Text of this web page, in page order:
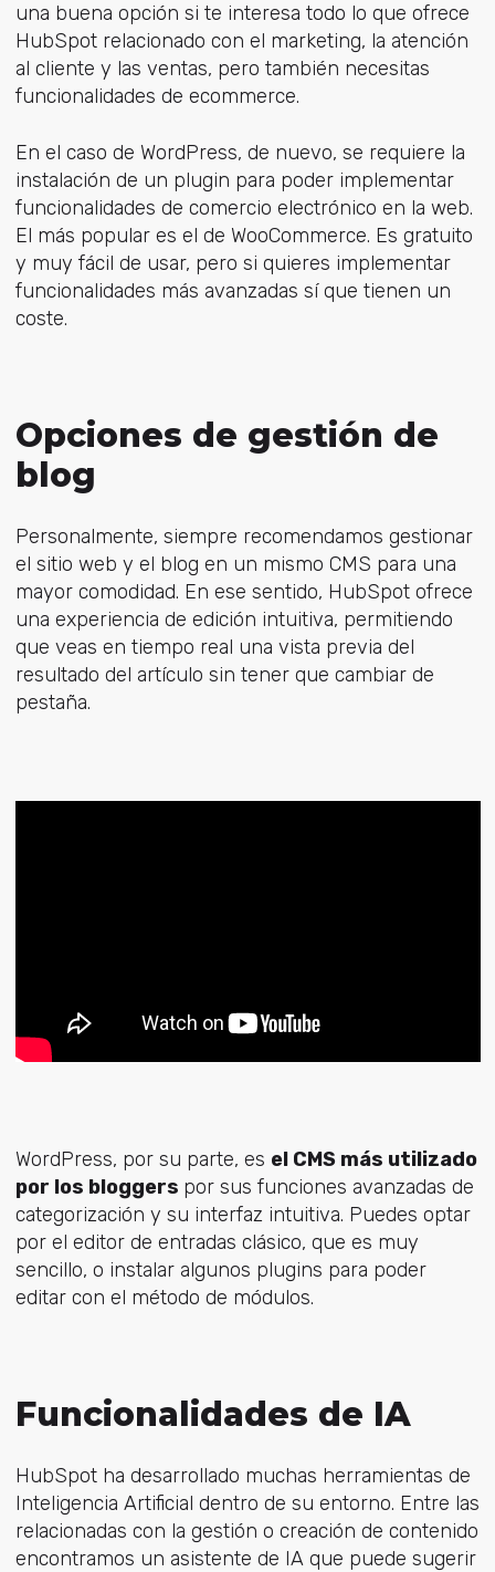
una buena opción si te interesa todo lo que ofrece
HubSpot relacionado con el marketing, la atención
al cliente y las ventas, pero también necesitas
funcionalidades de ecommerce.
En el caso de WordPress, de nuevo, se requiere la
instalación de un plugin para poder implementar
funcionalidades de comercio electrónico en la web.
El más popular es el de WooCommerce. Es gratuito
y muy fácil de usar, pero si quieres implementar
funcionalidades más avanzadas sí que tienen un
coste.
Opciones de gestión de
blog
Personalmente, siempre recomendamos gestionar
el sitio web y el blog en un mismo CMS para una
mayor comodidad. En ese sentido, HubSpot ofrece
una experiencia de edición intuitiva, permitiendo
que veas en tiempo real una vista previa del
resultado del artículo sin tener que cambiar de
pestaña.
WordPress, por su parte, es el CMS más utilizado
por los bloggers por sus funciones avanzadas de
categorización y su interfaz intuitiva. Puedes optar
por el editor de entradas clásico, que es muy
sencillo, o instalar algunos plugins para poder
editar con el método de módulos.
Funcionalidades de IA
HubSpot ha desarrollado muchas herramientas de
Inteligencia Artificial dentro de su entorno. Entre las
relacionadas con la gestión o creación de contenido
encontramos un asistente de IA que puede sugerir